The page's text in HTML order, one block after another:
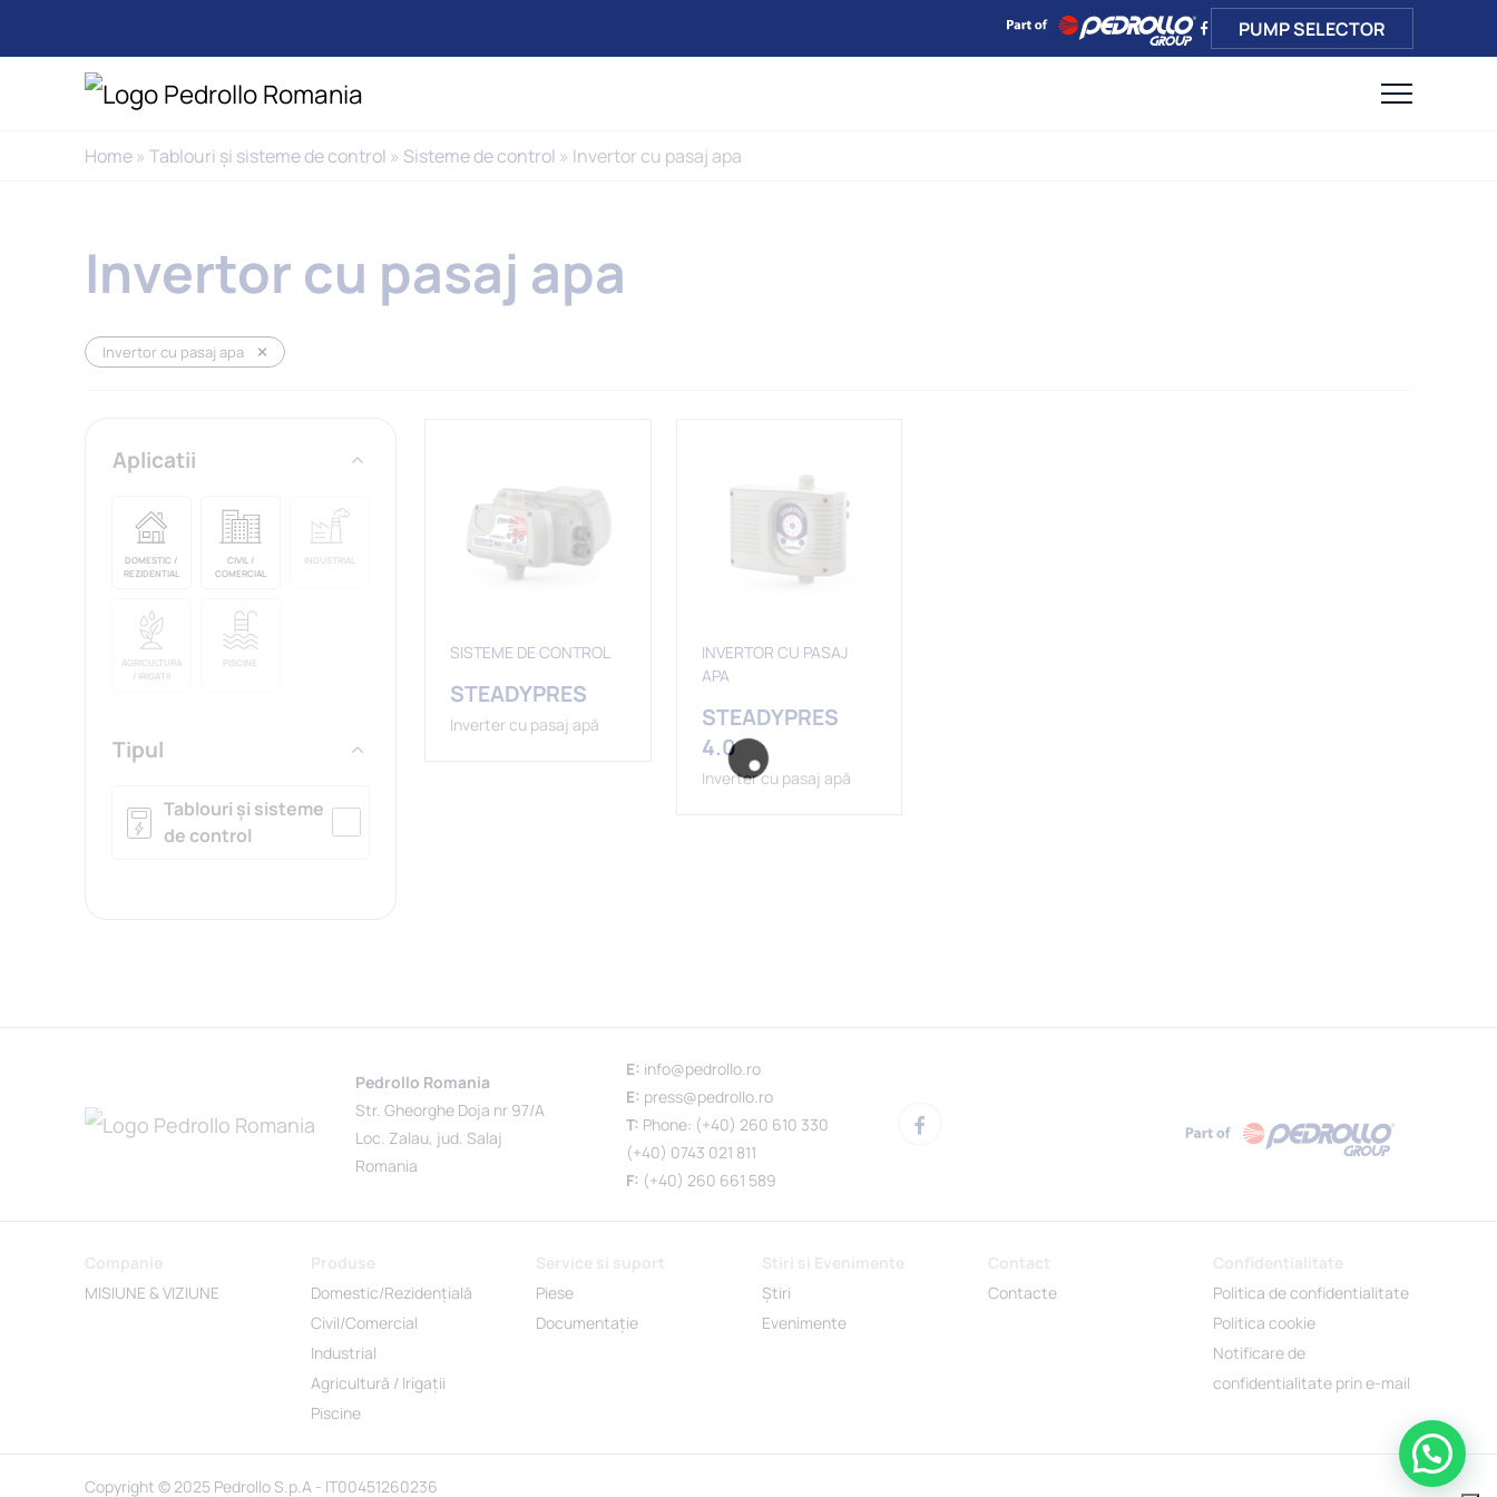
PUMP SELECTOR
Home» Tablouri și sisteme de control » Sisteme de control » Invertor cu pasaj apa
Invertor cu pasaj apa
Invertor cu pasaj apa
Aplicatii
DOMESTIC /
REZIDENTIAL
CIVIL /
COMERCIAL
INDUSTRIAL
AGRICULTURA
/ IRIGATII
PISCINE
Tipul
Tablouri și sisteme
de control
SISTEME DE CONTROL
STEADYPRES
Inverter cu pasaj apă
INVERTOR CU PASAJ
APA
STEADYPRES
4.0
Inverter cu pasaj apă
Pedrollo Romania
Str. Gheorghe Doja nr 97/A
Loc. Zalau, jud. Salaj
Romania
E: info@pedrollo.ro
E: press@pedrollo.ro
T: Phone: (+40) 260 610 330
(+40) 0743 021 811
F: (+40) 260 661 589
MISIUNE & VIZIUNE
Domestic/Rezidențială
Civil/Comercial
Industrial
Agricultură / Irigații
Piscine
Piese
Documentație
Știri
Evenimente
Contacte
Politica de confidentialitate
Politica cookie
Notificare de
confidentialitate prin e-mail
Copyright © 2025 Pedrollo S.p.A - IT00451260236